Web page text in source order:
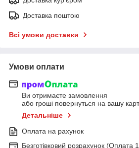
Доставка поштою
Всі умови доставки
Умови оплати
Ви отримаєте замовлення
або гроші повернуться на вашу
Детальніше
Оплата на рахунок
Безготівковий розрахунок (Оплата